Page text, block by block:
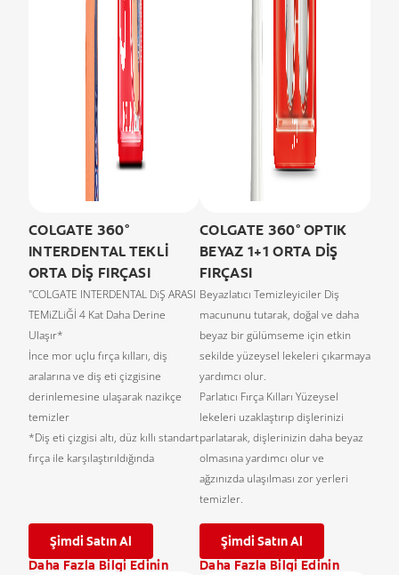
COLGATE 360°
INTERDENTAL TEKLİ
ORTA DİŞ FIRÇASI
"COLGATE INTERDENTAL DiŞ ARASI
TEMiZLiĞİ 4 Kat Daha Derine
Ulaşır*
İnce mor uçlu fırça kılları, diş
aralarına ve diş eti çizgisine
derinlemesine ulaşarak nazikçe
temizler
*Diş eti çizgisi altı, düz kıllı standart
fırça ile karşılaştırıldığında
Şimdi Satın Al
Daha Fazla Bilgi Edinin
COLGATE 360° OPTIK
BEYAZ 1+1 ORTA DİŞ
FIRÇASI
Beyazlatıcı Temizleyiciler Diş
macununu tutarak, doğal ve daha
beyaz bir gülümseme için etkin
sekilde yüzeysel lekeleri çıkarmaya
yardımcı olur.
Parlatıcı Fırça Kılları Yüzeysel
lekeleri uzaklaştırıp dişlerinizi
parlatarak, dişlerinizin daha beyaz
olmasına yardımcı olur ve
ağzınızda ulaşılması zor yerleri
temizler.
Şimdi Satın Al
Daha Fazla Bilgi Edinin